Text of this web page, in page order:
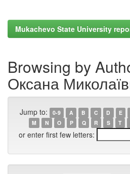
Mukachevo State University
Browsing by
Оксана
Jump to: 0-9 A B C D E
M
N O P Q R S T
or enter first few letters: